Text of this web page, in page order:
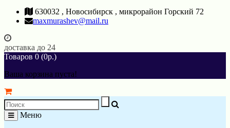
630032 , Новосибирск , микрорайон Горский 72
maxmurashev@mail.ru
доставка до 24
Товаров 0 (0р.)
Ваша корзина пуста!
Меню